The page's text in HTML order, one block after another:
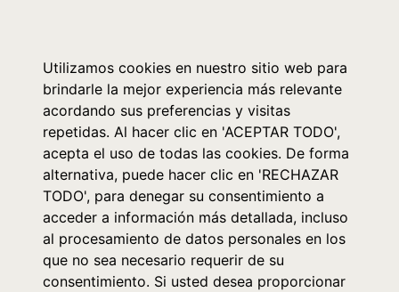
Utilizamos cookies en nuestro sitio web para
brindarle la mejor experiencia más relevante
acordando sus preferencias y visitas
repetidas. Al hacer clic en 'ACEPTAR TODO',
acepta el uso de todas las cookies. De forma
alternativa, puede hacer clic en 'RECHAZAR
TODO', para denegar su consentimiento a
acceder a información más detallada, incluso
al procesamiento de datos personales en los
que no sea necesario requerir de su
consentimiento. Si usted desea proporcionar